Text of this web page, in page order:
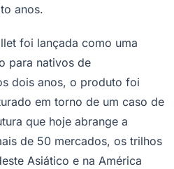
anos.
foi lançada como uma
para nativos de
dois anos, o produto foi
em torno de um caso de
que hoje abrange a
de 50 mercados, os trilhos
Asiático e na América